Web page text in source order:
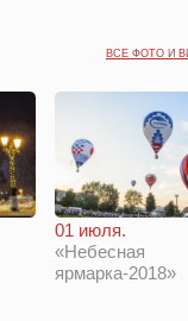
ВСЕ ФОТО И
01 июля.
«Небесная
ярмарка-2018»